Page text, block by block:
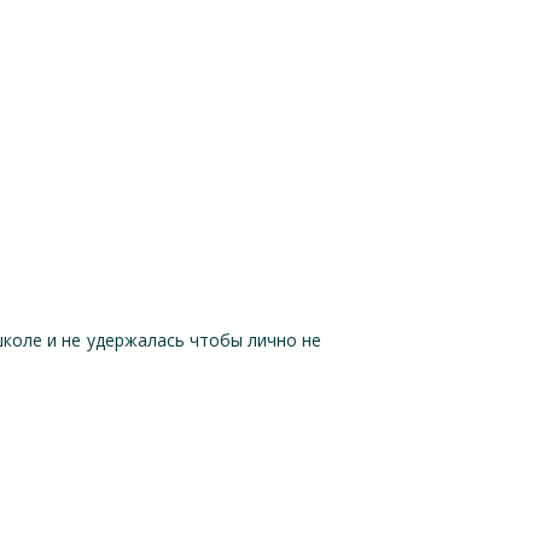
и не удержалась чтобы лично не